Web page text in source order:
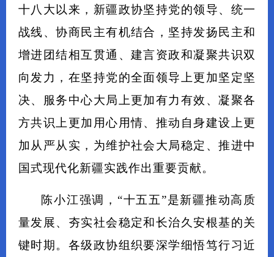
十八大以来，新疆政协坚持党的领导、统一
战线、协商民主有机结合，坚持发扬民主和
增进团结相互贯通、建言资政和凝聚共识双
向发力，在坚持党的全面领导上更加坚定坚
决、服务中心大局上更加有力有效、凝聚各
方共识上更加用心用情、推动自身建设上更
加从严从实，为维护社会大局稳定、推进中
国式现代化新疆实践作出重要贡献。
陈小江强调，“十五五”是新疆推动高质
量发展、夯实社会稳定和长治久安根基的关
键时期。各级政协组织要深学细悟笃行习近